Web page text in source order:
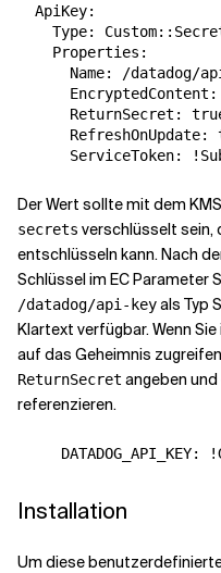
  ApiKey:
Type:
    Properties:
Name: /datadog/
ReturnSecret:
RefreshOnUpdate:
Der Wert sollte mit dem
secrets verschlüsselt sein,
entschlüsseln kann. Nach
Schlüssel im EC Parameter
/datadog/api-keyals Typ
Klartext verfügbar. Wenn
auf das Geheimnis
ReturnSecret angeben
referenzieren.
Installation
Um diese